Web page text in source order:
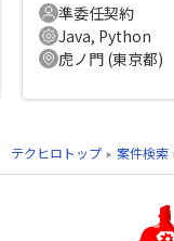
準委任契約
Java, Python
虎ノ門 (東京都)
テクヒロトップ 案件検索